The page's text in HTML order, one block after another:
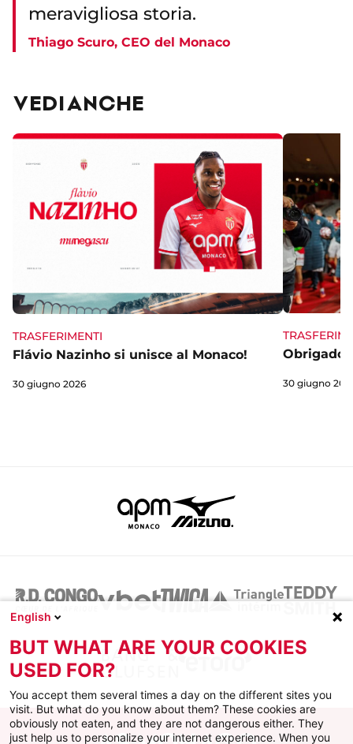
meravigliosa storia.
Thiago Scuro, CEO del Monaco
VEDI ANCHE
TRASFERIMENTI
Flávio Nazinho si unisce al Monaco!
30 giugno 2026
Obrigado
30 giugno
English
BUT WHAT ARE YOUR COOKIES
USED FOR?
You accept them several times a day on the different sites you
visit. But what do you know about them? These cookies are
obviously not eaten, and they are not dangerous either. They
just help us to personalize your internet experience. When you